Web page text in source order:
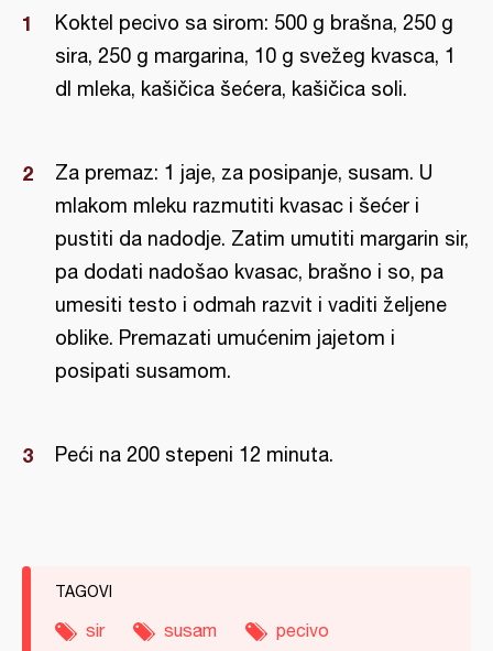
Koktel pecivo sa sirom: 500 g brašna, 250 g
sira, 250 g margarina, 10 g svežeg kvasca, 1
dl mleka, kašičica šećera, kašičica soli.
Za premaz: 1 jaje, za posipanje, susam. U
mlakom mleku razmutiti kvasac i šećer i
pustiti da nadodje. Zatim umutiti margarin sir,
pa dodati nadošao kvasac, brašno i so, pa
umesiti testo i odmah razvit i vaditi željene
oblike. Premazati umućenim jajetom i
posipati susamom.
Peći na 200 stepeni 12 minuta.
TAGOVI
sir susam pecivo